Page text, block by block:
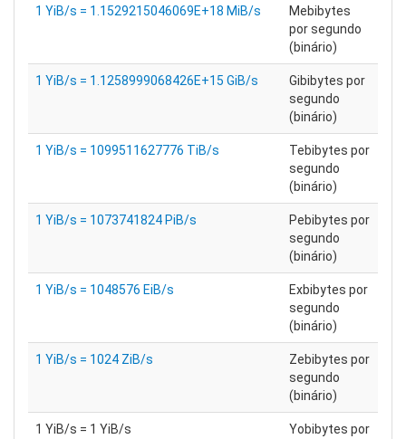
1 YiB/s = 1.1529215046069E+18 MiB/s
Mebibytes
por segundo
(binário)
1 YiB/s = 1.1258999068426E+15 GiB/s
Gibibytes por
segundo
(binário)
1 YiB/s = 1099511627776 TiB/s
Tebibytes por
segundo
(binário)
1 YiB/s = 1073741824 PiB/s
Pebibytes por
segundo
(binário)
1 YiB/s = 1048576 EiB/s
Exbibytes por
segundo
(binário)
1 YiB/s = 1024 ZiB/s
Zebibytes por
segundo
(binário)
1 YiB/s = 1 YiB/s
Yobibytes por